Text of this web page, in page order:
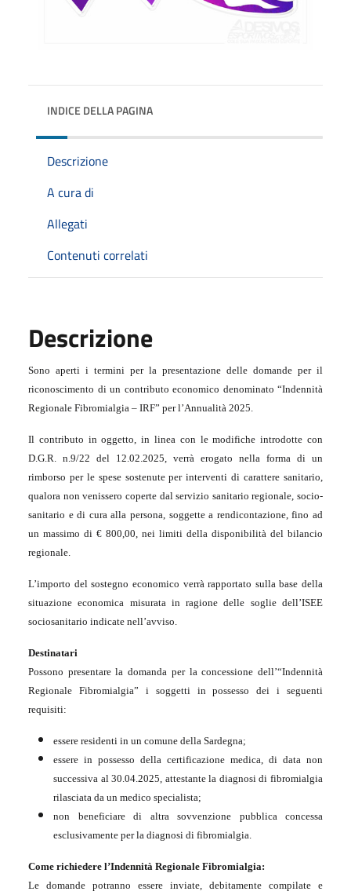
INDICE DELLA PAGINA
Descrizione
A cura di
Allegati
Contenuti correlati
Descrizione
Sono aperti i termini per la presentazione delle domande per il
riconoscimento di un contributo economico denominato “Indennità
Regionale Fibromialgia – IRF” per l’Annualità 2025.
Il contributo in oggetto, in linea con le modifiche introdotte con
D.G.R. n.9/22 del 12.02.2025, verrà erogato nella forma di un
rimborso per le spese sostenute per interventi di carattere sanitario,
qualora non venissero coperte dal servizio sanitario regionale, socio-
sanitario e di cura alla persona, soggette a rendicontazione, fino ad
un massimo di € 800,00, nei limiti della disponibilità del bilancio
regionale.
L’importo del sostegno economico verrà rapportato sulla base della
situazione economica misurata in ragione delle soglie dell’ISEE
sociosanitario indicate nell’avviso.
Destinatari
Possono presentare la domanda per la concessione dell’“Indennità
Regionale Fibromialgia” i soggetti in possesso dei i seguenti
requisiti:
essere residenti in un comune della Sardegna;
essere in possesso della certificazione medica, di data non
successiva al 30.04.2025, attestante la diagnosi di fibromialgia
rilasciata da un medico specialista;
non beneficiare di altra sovvenzione pubblica concessa
esclusivamente per la diagnosi di fibromialgia.
Come richiedere l’Indennità Regionale Fibromialgia:
Le domande potranno essere inviate, debitamente compilate e